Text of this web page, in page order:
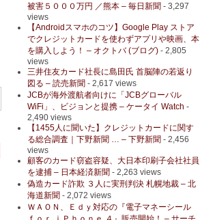
被害５０００万円 ／熊本 – 毎日新聞 - 3,297
views
【Androidスマホのコツ】Google Play ストア
でクレジットカードを使わずアプリや映画、本
を購入しよう！ – オクトバ (ブログ) - 2,805
views
三井住友カード社長に島田氏 首脳陣の若返り
図る – 読売新聞 - 2,617 views
JCBが海外渡航者向けに「JCBグローバル
WiFi」、ビジョンと提携 – ケータイ Watch -
2,490 views
【1455人に聞いた】クレジットカードに関す
る総合調査｜下野新聞 … – 下野新聞 - 2,456
views
顧客のカード窃盗容疑、大日本印刷子会社社員
を逮捕 – 日本経済新聞 - 2,263 views
偽造カード詐欺 ３人に実刑判決 札幌地裁 – 北
海道新聞 - 2,072 views
ＷＡＯＮ、Ｅｄｙ対応の『電子マネーシール